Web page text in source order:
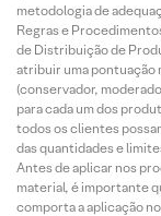
metodologia de
Regras e
de Distribuição de
atribuir uma pontuação
(conservador,
para cada um dos
todos os clientes
das quantidades e
Antes de aplicar nos
material, é importante
comporta a aplicação